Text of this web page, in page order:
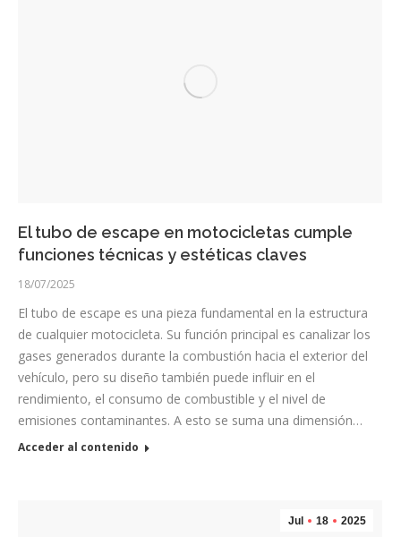
El tubo de escape en motocicletas cumple
funciones técnicas y estéticas claves
18/07/2025
El tubo de escape es una pieza fundamental en la estructura
de cualquier motocicleta. Su función principal es canalizar los
gases generados durante la combustión hacia el exterior del
vehículo, pero su diseño también puede influir en el
rendimiento, el consumo de combustible y el nivel de
emisiones contaminantes. A esto se suma una dimensión…
Acceder al contenido
Jul 18 2025